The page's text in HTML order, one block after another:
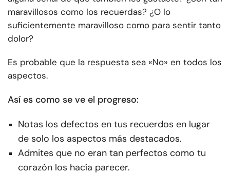
maravillosos como los recuerdas? ¿O lo
suficientemente maravilloso como para sentir tanto
dolor?
Es probable que la respuesta sea «No» en todos los
aspectos.
Así es como se ve el progreso:
Notas los defectos en tus recuerdos en lugar
de solo los aspectos más destacados.
Admites que no eran tan perfectos como tu
corazón los hacía parecer.